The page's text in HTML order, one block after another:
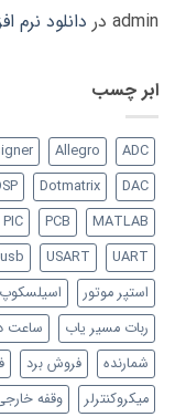
admin در دانلود نرم
ابر چسب
ADC
Allegro
DAC
Dotmatrix
MATLAB
PCB
PIC
UART
USART
usb
استپر موتور
اسیلسکوپ
ربات مسیر یاب
ساعت
شمارنده
فروش برد
میکروکنترلر
وقفه